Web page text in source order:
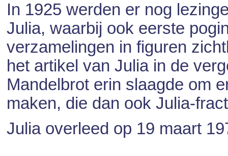
In 1925 werden er nog
Julia, waarbij ook eerste
verzamelingen in figuren
het artikel van Julia in de
Mandelbrot erin slaagde om
maken, die dan ook Julia-
Julia overleed op 19 maart